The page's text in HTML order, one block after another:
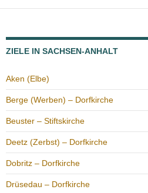
ZIELE IN SACHSEN-ANHALT
Aken (Elbe)
Berge (Werben) – Dorfkirche
Beuster – Stiftskirche
Deetz (Zerbst) – Dorfkirche
Dobritz – Dorfkirche
Drüsedau – Dorfkirche